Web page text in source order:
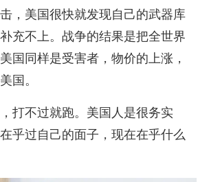
，美国很快就发现自己的武器库
充不上。战争的结果是把全世界
国同样是受害者，物价的上涨，
国。
打不过就跑。美国人是很务实
乎过自己的面子，现在在乎什么